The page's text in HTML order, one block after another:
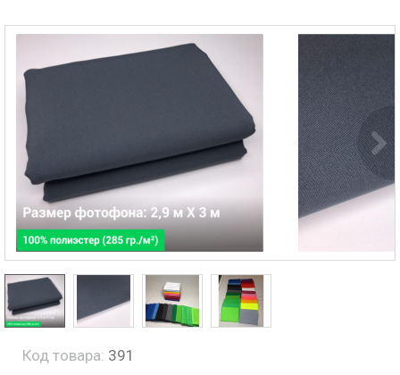
Код товара: 391